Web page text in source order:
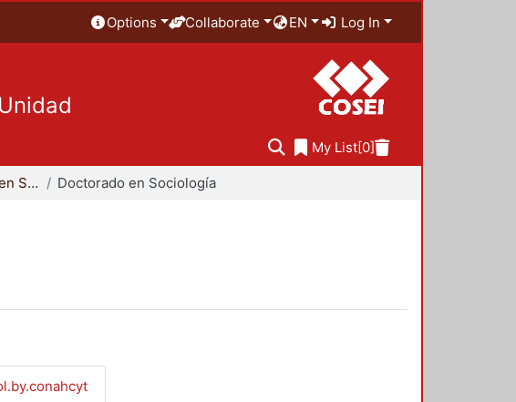
Options Collaborate EN Log In
My List[0]
Maestría y Doctorado en Sociología Doctorado en Sociología